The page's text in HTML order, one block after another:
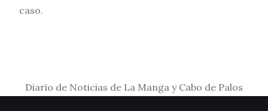
caso.
Diario de Noticias de La Manga y Cabo de Palos